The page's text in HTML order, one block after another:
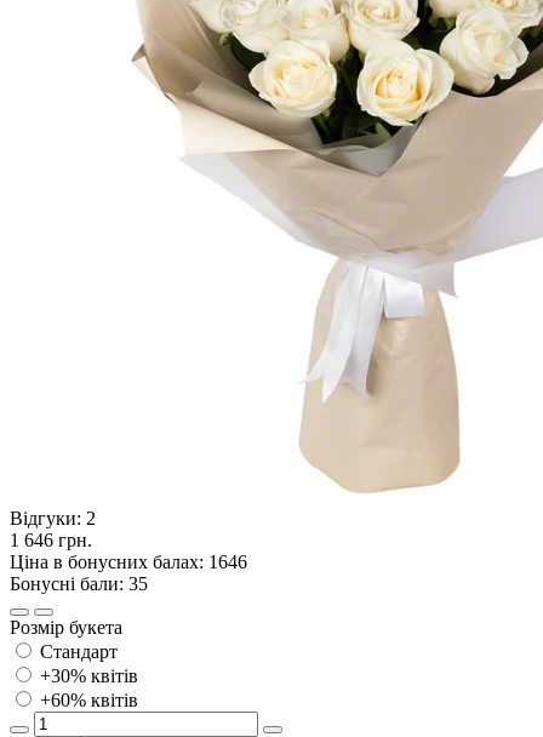
Відгуки: 2
1 646 грн.
Ціна в бонусних балах: 1646
Бонусні бали: 35
Розмір букета
Стандарт
+30% квітів
+60% квітів